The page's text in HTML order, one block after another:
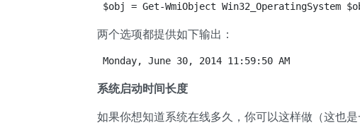
$obj = Get-WmiObject Win32_OperatingSystem
两个选项都提供如下输出：
Monday, June 30, 2014 11:59:50 AM
系统启动时间长度
如果你想知道系统在线多久，你可以这样做（这也是